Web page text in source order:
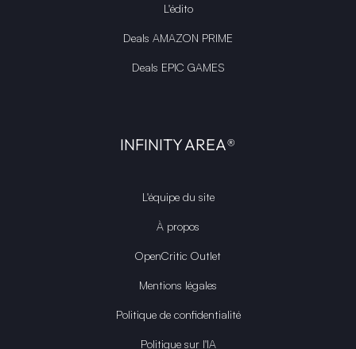
L'édito
Deals AMAZON PRIME
Deals EPIC GAMES
INFINITY AREA®
L'équipe du site
À propos
OpenCritic Outlet
Mentions légales
Politique de confidentialité
Politique sur l'IA